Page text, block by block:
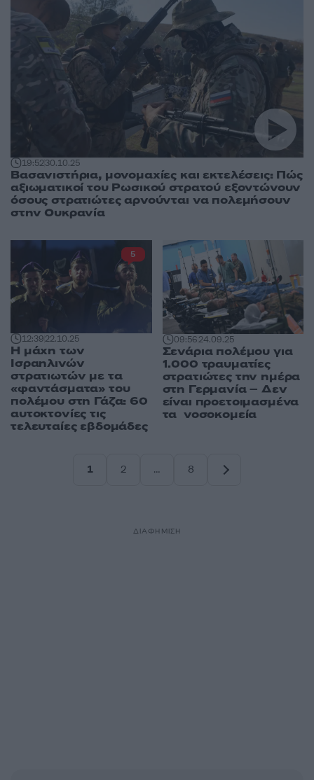
19:5230.10.25
Βασανιστήρια, μονομαχίες και εκτελέσεις: Πώς
αξιωματικοί του Ρωσικού στρατού εξοντώνουν
όσους στρατιώτες αρνούνται να πολεμήσουν
στην Ουκρανία
12:3922.10.25
Η μάχη των
Ισραηλινών
στρατιωτών με τα
«φαντάσματα» του
πολέμου στη Γάζα: 60
αυτοκτονίες τις
τελευταίες εβδομάδες
5
09:5624.09.25
Σενάρια πολέμου για
1.000 τραυματίες
στρατιώτες την ημέρα
στη Γερμανία – Δεν
είναι προετοιμασμένα
τα νοσοκομεία
1
2
…
8
ΔΙΑΦΗΜΙΣΗ